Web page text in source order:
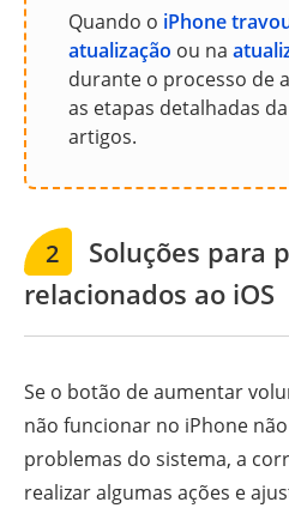
Quando o iPhone
atualização ou na
durante o processo de
as etapas detalhadas
artigos.
2
Soluções para
relacionados ao iOS
Se o botão de aumentar
não funcionar no iPhone
problemas do sistema, a
realizar algumas ações e